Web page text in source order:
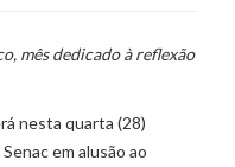
mês dedicado à reflexão
nesta quarta (28)
em alusão ao